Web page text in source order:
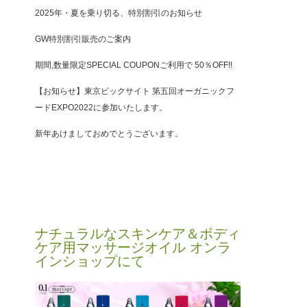
2025年・夏を乗り切る、特別割引のお知らせ
GW特別割引販売のご案内
期間,数量限定SPECIAL COUPONご利用で 50％OFF!!
【お知らせ】東京ビックサイト 第五回オーガニックフ
ードEXPO2022に参加いたします。
新年あけましておめでとうございます。
ナチュラルなスキンケア＆ボディ
ケア用マッサージオイル オンラ
インショップにて